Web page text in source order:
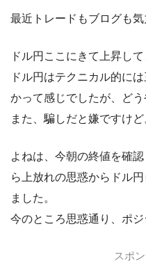
最近トレードもブログも気
ドル円ここにきて上昇して
ドル円はテクニカル的に
かって感じでしたが、どう
また、騙しだと嫌ですけど
よねは、今朝の終値を確
ら上放れの思惑からドル
ました。
今のところ思惑通り、ポ
スポ